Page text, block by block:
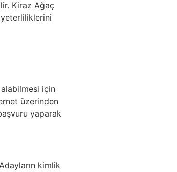
Kiraz Ağaç
için
üzerinden
yaparak
kimlik